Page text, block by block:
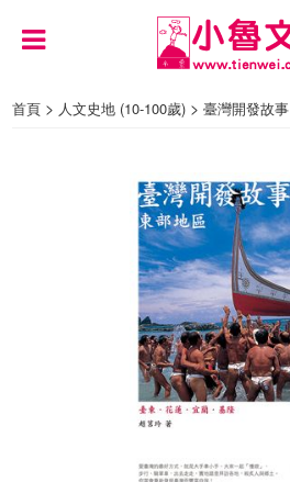
首頁 > 人文史地 (10-100歲) >臺灣開發故事